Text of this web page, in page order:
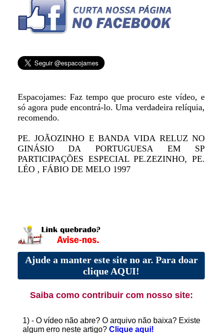
Espacojames: Faz tempo que procuro este vídeo, e
só agora pude encontrá-lo. Uma verdadeira relíquia,
recomendo.
PE. JOÃOZINHO E BANDA VIDA RELUZ NO
GINÁSIO DA PORTUGUESA EM SP
PARTICIPAÇÕES ESPECIAL PE.ZEZINHO, PE.
LÉO , FÁBIO DE MELO 1997
Ajude a manter este site no ar. Para doar
clique AQUI!
Saiba como contribuir com nosso site:
1) - O vídeo não abre? O arquivo não baixa? Existe
algum erro neste artigo? Clique aqui!